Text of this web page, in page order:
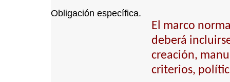
Obligación específica.
El marco
deberá
creación,
criterios,